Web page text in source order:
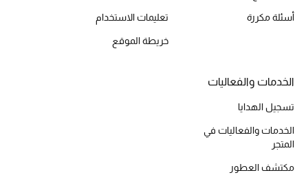
أسئلة مكررة تعليمات الاستخدام
خريطة الموقع
الخدمات والفعاليات
تسجيل الهدايا
الخدمات والفعاليات في
المتجر
مكتشف العطور